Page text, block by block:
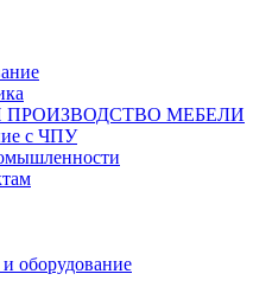
ПРОИЗВОДСТВО МЕБЕЛИ
с ЧПУ
оборудование